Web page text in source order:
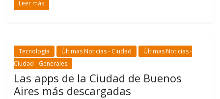
Leer más
Tecnología Últimas Noticias - Ciudad
Últimas Noticias -
Ciudad - Generales
Las apps de la Ciudad de Buenos
Aires más descargadas